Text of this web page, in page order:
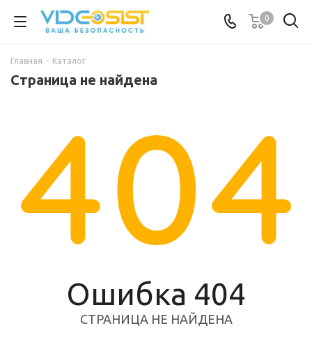
0
Главная - Каталог
Страница не найдена
Ошибка 404
СТРАНИЦА НЕ НАЙДЕНА